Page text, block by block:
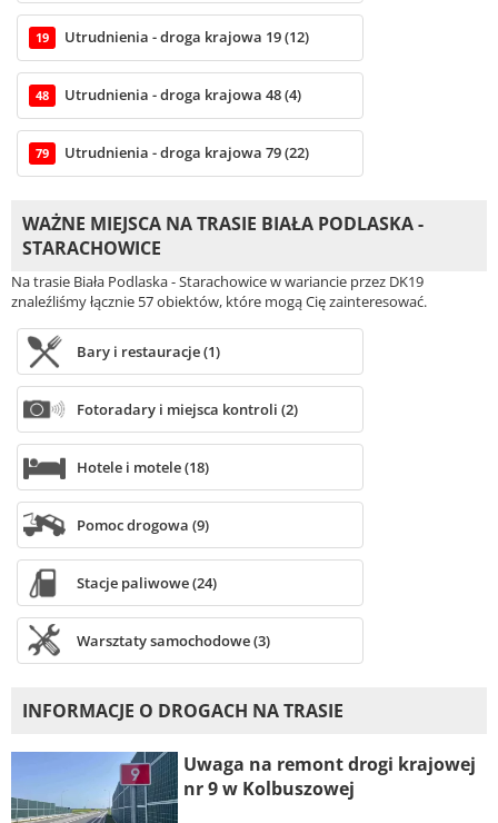
19 Utrudnienia - droga krajowa 19 (12)
48 Utrudnienia - droga krajowa 48 (4)
79 Utrudnienia - droga krajowa 79 (22)
WAŻNE MIEJSCA NA TRASIE BIAŁA PODLASKA -
STARACHOWICE
Na trasie Biała Podlaska - Starachowice w wariancie przez DK19
znaleźliśmy łącznie 57 obiektów, które mogą Cię zainteresować.
Bary i restauracje (1)
Fotoradary i miejsca kontroli (2)
Hotele i motele (18)
Pomoc drogowa (9)
Stacje paliwowe (24)
Warsztaty samochodowe (3)
INFORMACJE O DROGACH NA TRASIE
Uwaga na remont drogi krajowej
nr 9 w Kolbuszowej